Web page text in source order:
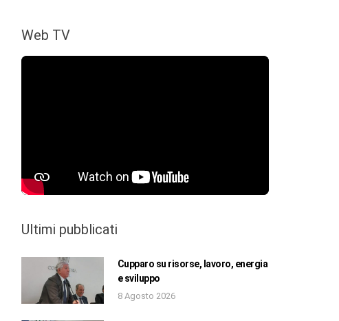
Web TV
Ultimi pubblicati
Cupparo su risorse, lavoro, energia
e sviluppo
8 Agosto 2026